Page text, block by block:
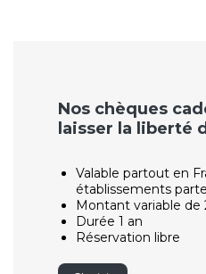
Nos chèques
laisser la liberté
Valable partout en
établissements
Montant variable de
Durée 1 an
Réservation libre